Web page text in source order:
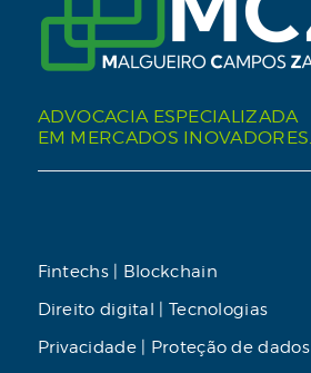
ADVOCACIA ESPECIALIZADA
EM MERCADOS INOVADORES.
Fintechs | Blockchain
Direito digital | Tecnologias
Privacidade | Proteção de dados